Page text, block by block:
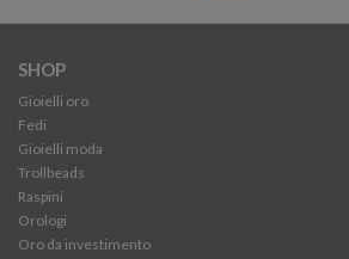
SHOP
Gioielli oro
Fedi
Gioielli moda
Trollbeads
Raspini
Orologi
Oro da investimento